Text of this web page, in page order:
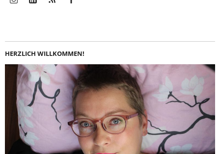
HERZLICH WILLKOMMEN!